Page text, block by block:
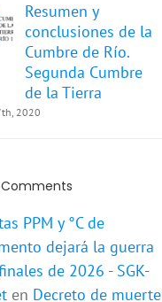
Resumen y
conclusiones de la
Cumbre de Río.
Segunda Cumbre
de la Tierra
2020
PPM y °C de
dejará la guerra
de 2026 - SGK-
en Decreto de muerte